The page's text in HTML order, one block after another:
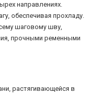
направлениях.
обеспечивая прохладу.
шаговому шву,
прочными ременными
растягивающейся в